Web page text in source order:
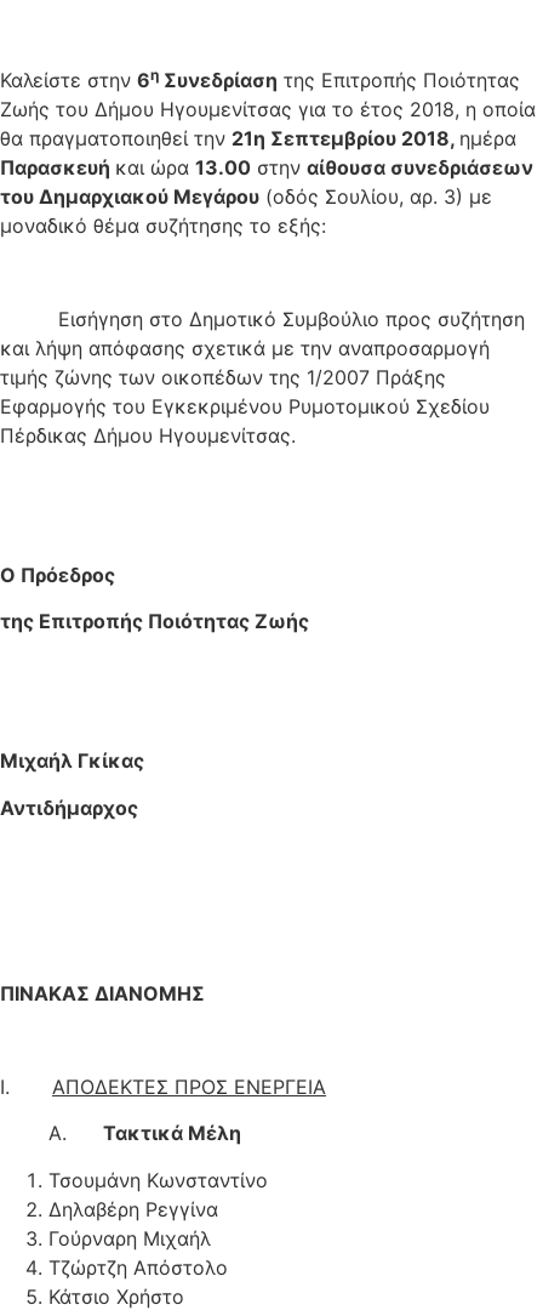
Καλείστε στην 6η Συνεδρίαση της Επιτροπής Ποιότητας
Ζωής του Δήμου Ηγουμενίτσας για το έτος 2018, η οποία
θα πραγματοποιηθεί την 21η Σεπτεμβρίου 2018, ημέρα
Παρασκευή και ώρα 13.00 στην αίθουσα συνεδριάσεων
του Δημαρχιακού Μεγάρου (οδός Σουλίου, αρ. 3) με
μοναδικό θέμα συζήτησης το εξής:
Εισήγηση στο Δημοτικό Συμβούλιο προς συζήτηση
και λήψη απόφασης σχετικά με την αναπροσαρμογή
τιμής ζώνης των οικοπέδων της 1/2007 Πράξης
Εφαρμογής του Εγκεκριμένου Ρυμοτομικού Σχεδίου
Πέρδικας Δήμου Ηγουμενίτσας.
Ο Πρόεδρος
της Επιτροπής Ποιότητας Ζωής
Μιχαήλ Γκίκας
Αντιδήμαρχος
ΠΙΝΑΚΑΣ ΔΙΑΝΟΜΗΣ
Ι. ΑΠΟΔΕΚΤΕΣ ΠΡΟΣ ΕΝΕΡΓΕΙΑ
Α. Τακτικά Μέλη
Τσουμάνη Κωνσταντίνο
Δηλαβέρη Ρεγγίνα
Γούρναρη Μιχαήλ
Τζώρτζη Απόστολο
Κάτσιο Χρήστο